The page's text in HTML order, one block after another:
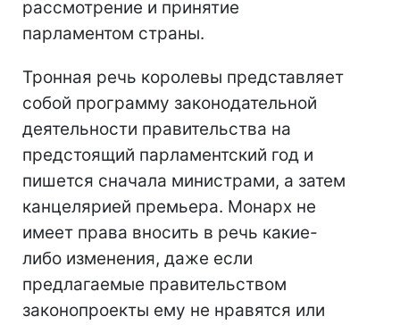
рассмотрение и принятие
парламентом страны.
Тронная речь королевы представляет
собой программу законодательной
деятельности правительства на
предстоящий парламентский год и
пишется сначала министрами, а затем
канцелярией премьера. Монарх не
имеет права вносить в речь какие-
либо изменения, даже если
предлагаемые правительством
законопроекты ему не нравятся или